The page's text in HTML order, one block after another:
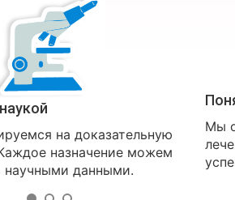
на доказательную
назначение можем
научными данными.
Мы